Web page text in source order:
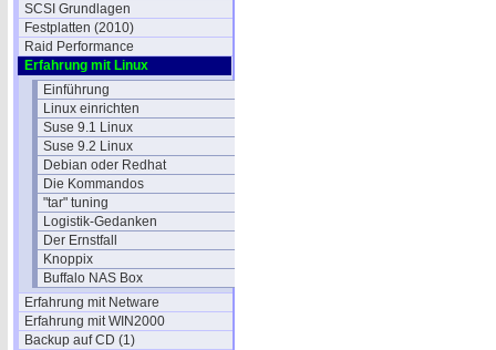
SCSI Grundlagen
Festplatten (2010)
Raid Performance
Erfahrung mit Linux
Einführung
Linux einrichten
Suse 9.1 Linux
Suse 9.2 Linux
Debian oder Redhat
Die Kommandos
"tar" tuning
Logistik-Gedanken
Der Ernstfall
Knoppix
Buffalo NAS Box
Erfahrung mit Netware
Erfahrung mit WIN2000
Backup auf CD (1)